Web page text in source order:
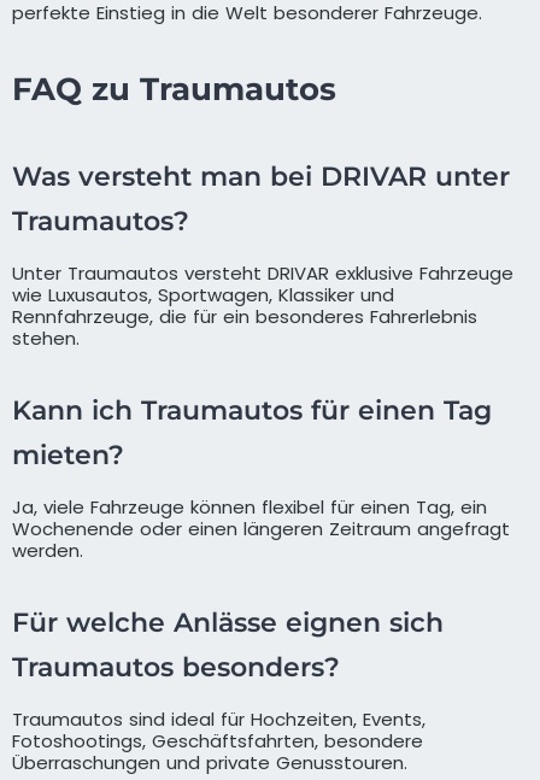
perfekte Einstieg in die Welt besonderer Fahrzeuge.
FAQ zu Traumautos
Was versteht man bei DRIVAR unter
Traumautos?
Unter Traumautos versteht DRIVAR exklusive Fahrzeuge
wie Luxusautos, Sportwagen, Klassiker und
Rennfahrzeuge, die für ein besonderes Fahrerlebnis
stehen.
Kann ich Traumautos für einen Tag
mieten?
Ja, viele Fahrzeuge können flexibel für einen Tag, ein
Wochenende oder einen längeren Zeitraum angefragt
werden.
Für welche Anlässe eignen sich
Traumautos besonders?
Traumautos sind ideal für Hochzeiten, Events,
Fotoshootings, Geschäftsfahrten, besondere
Überraschungen und private Genusstouren.